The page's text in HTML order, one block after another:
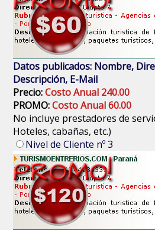
Datos publicados: Nombre,
Descripción, E-Mail
Precio:Costo Anual 240.00
PROMO:Costo Anual 60.00
No incluye prestadores de
Hoteles, cabañas, etc.)
Nivel de Cliente nº 3